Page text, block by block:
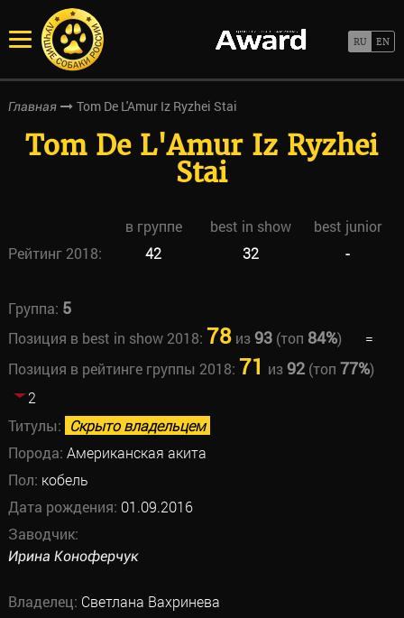
Главная Tom De L'Amur Iz Ryzhei Stai
Tom De L'Amur Iz Ryzhei
Stai
в группе best in show
best junior
Рейтинг 2018:
42 32 -
Группа: 5
Позиция в best in show 2018: 78из93(топ 84%)
=
Позиция в рейтинге группы 2018: 71 из92(топ 77%)
2
Титулы: Скрыто владельцем
Порода: Американская акита
Пол: кобель
Дата рождения: 01.09.2016
Заводчик:
Ирина Коноферчук
Владелец: Светлана Вахринева